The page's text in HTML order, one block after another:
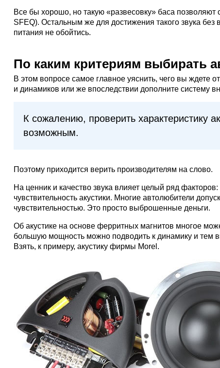
Все бы хорошо, но такую «развесовку» баса
SFEQ). Остальным же для достижения такого звука
питания не обойтись.
По каким критериям выбирать
В этом вопросе самое главное уяснить, чего вы ждете
и динамиков или же впоследствии дополните систему
К сожалению, проверить характеристику
возможным.
Поэтому приходится верить производителям на слово.
На ценник и качество звука влияет целый ряд
чувствительность акустики. Многие автолюбители
чувствительностью. Это просто выброшенные деньги.
Об акустике на основе ферритных магнитов многое
большую мощность можно подводить к динамику и
Взять, к примеру, акустику фирмы Morel.